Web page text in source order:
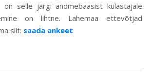
selle järgi andmebaasist külastajale
on lihtne. Lahemaa ettevõtjad
siit: saada ankeet